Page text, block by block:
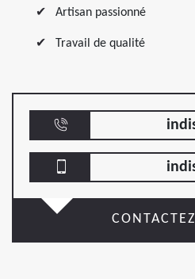
Artisan passionné
Travail de qualité